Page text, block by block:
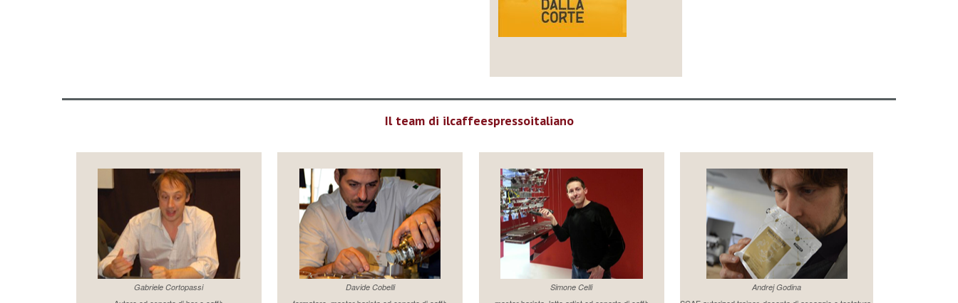
Il team di ilcaffeespressoitaliano
Gabriele Cortopassi Davide Cobelli Simone Celli Andrej Godina